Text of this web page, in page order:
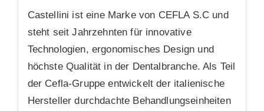
Castellini ist eine Marke von CEFLA S.C und
steht seit Jahrzehnten für innovative
Technologien, ergonomisches Design und
höchste Qualität in der Dentalbranche. Als Teil
der Cefla-Gruppe entwickelt der italienische
Hersteller durchdachte Behandlungseinheiten